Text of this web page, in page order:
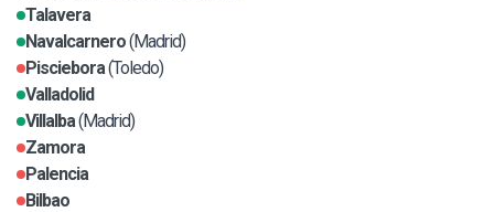
Talavera
Navalcarnero(Madrid)
Pisciebora(Toledo)
Valladolid
Villalba(Madrid)
Zamora
Palencia
Bilbao